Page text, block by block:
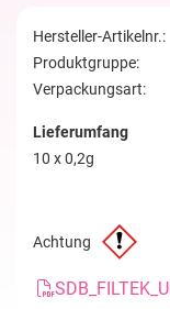
Hersteller-Artikelnr.:
Produktgruppe:
Verpackungsart:
Lieferumfang
10 x 0,2g
Achtung